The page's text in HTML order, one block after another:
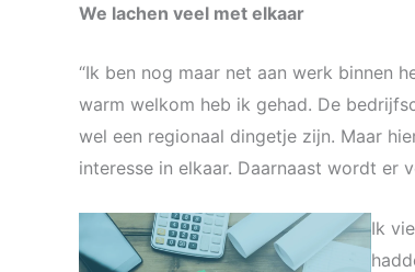
We lachen veel met elkaar
“Ik ben nog maar net aan werk binnen
warm welkom heb ik gehad. De
wel een regionaal dingetje zijn. Maar
interesse in elkaar. Daarnaast wordt er
Ik